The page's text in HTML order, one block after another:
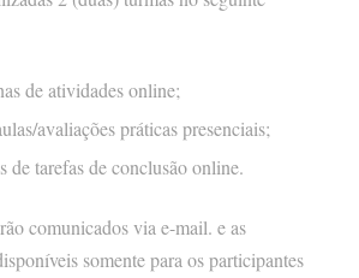
de atividades online;
avaliações práticas presenciais;
de tarefas de conclusão online.
comunicados via e-mail. e as
somente para os participantes